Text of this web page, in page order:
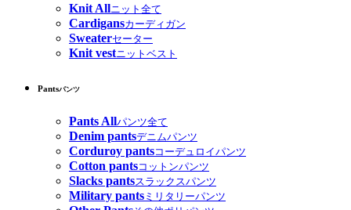
Knit Allニット全て
Cardigansカーディガン
Sweaterセーター
Knit vestニットベスト
Pantsパンツ
Pants Allパンツ全て
Denim pantsデニムパンツ
Corduroy pantsコーデュロイパンツ
Cotton pantsコットンパンツ
Slacks pantsスラックスパンツ
Military pants ミリタリーパンツ